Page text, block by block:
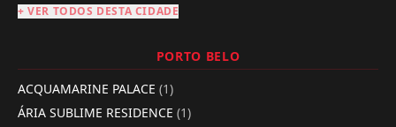
+ VER TODOS DESTA CIDADE
PORTO BELO
ACQUAMARINE PALACE (1)
ÁRIA SUBLIME RESIDENCE (1)